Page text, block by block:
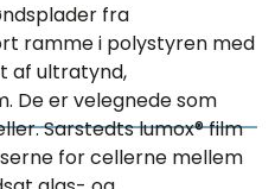
fra
ramme i polystyren med
af ultratynd,
De er velegnede som
Sarstedts lumox® film
for cellerne mellem